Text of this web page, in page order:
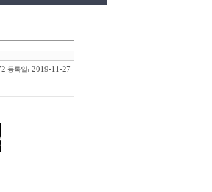
등록일: 2019-11-27